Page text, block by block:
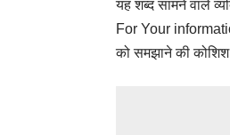
यह शब्द सामने वाले
For Your
को समझाने की